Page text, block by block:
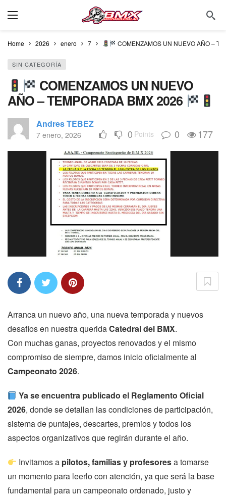
Home 2026 enero 7 COMENZAMOS UN NUEVO AÑO –
SIN CATEGORÍA
COMENZAMOS UN NUEVO
AÑO – TEMPORADA BMX 2026
Andres TEBEZ
7 enero, 2026 0 Points 0 177
Arranca un nuevo año, una nueva temporada y nuevos
desafíos en nuestra queridaCatedral del BMX.
Con muchas ganas, proyectos renovados y el mismo
compromiso de siempre, damos inicio oficialmente al
Campeonato 2026.
Ya se encuentra publicado el Reglamento Oficial
2026, donde se detallan las condiciones de participación,
sistema de puntajes, descartes, premios y todos los
aspectos organizativos que regirán durante el año.
Invitamos a pilotos, familias y profesoresa tomarse
un momento para leerlo con atención, ya que será la base
fundamental para un campeonato ordenado, justo y